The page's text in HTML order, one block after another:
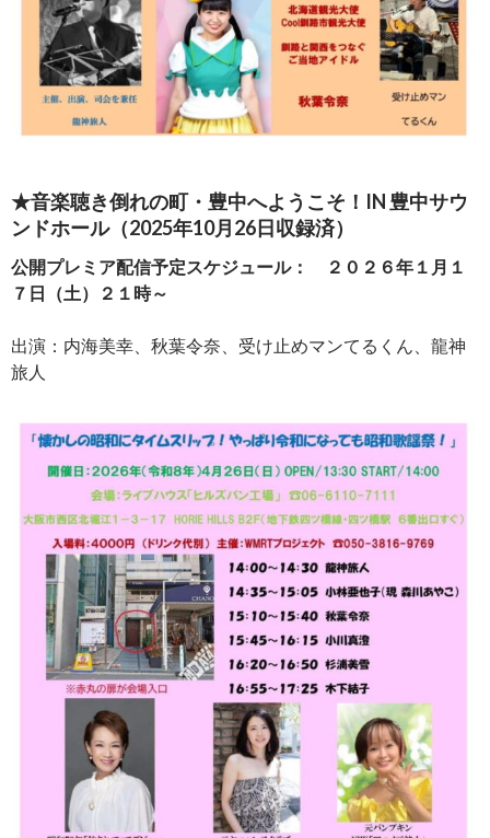
★音楽聴き倒れの町・豊中へようこそ！IN 豊中サウ
ンドホール（2025年10月26日収録済）
公開プレミア配信予定スケジュール： ２０２６年１月１
７日（土）２１時～
出演：内海美幸、秋葉令奈、受け止めマンてるくん、龍神
旅人